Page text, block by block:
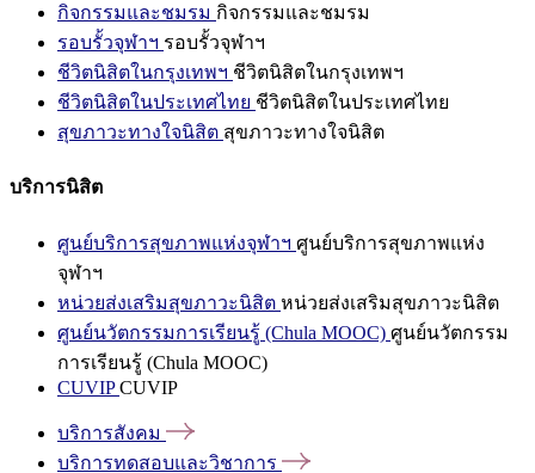
กิจกรรมและชมรม กิจกรรมและชมรม
รอบรั้วจุฬาฯ รอบรั้วจุฬาฯ
ชีวิตนิสิตในกรุงเทพฯ ชีวิตนิสิตในกรุงเทพฯ
ชีวิตนิสิตในประเทศไทย ชีวิตนิสิตในประเทศไทย
สุขภาวะทางใจนิสิต สุขภาวะทางใจนิสิต
บริการนิสิต
ศูนย์บริการสุขภาพแห่งจุฬาฯ ศูนย์บริการสุขภาพแห่ง
จุฬาฯ
หน่วยส่งเสริมสุขภาวะนิสิต หน่วยส่งเสริมสุขภาวะนิสิต
ศูนย์นวัตกรรมการเรียนรู้ (Chula MOOC) ศูนย์นวัตกรรม
การเรียนรู้ (Chula MOOC)
CUVIPCUVIP
บริการสังคม
บริการทดสอบและวิชาการ